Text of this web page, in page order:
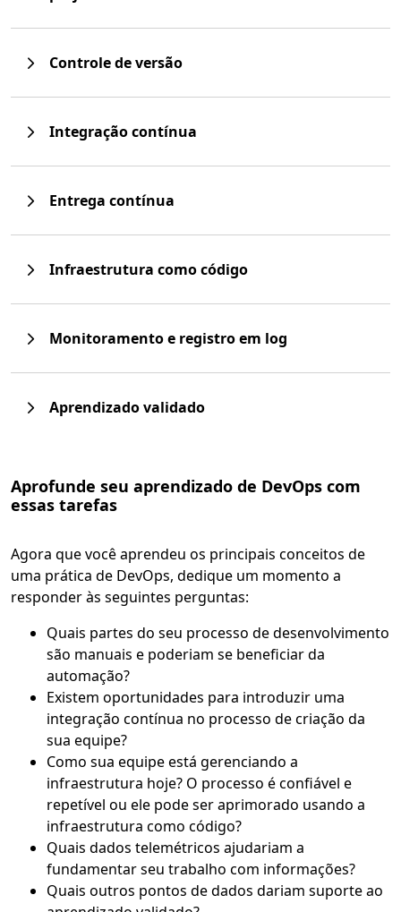
Controle de versão
Integração contínua
Entrega contínua
Infraestrutura como código
Monitoramento e registro em log
Aprendizado validado
Aprofunde seu aprendizado de DevOps com
essas tarefas
Agora que você aprendeu os principais conceitos de
uma prática de DevOps, dedique um momento a
responder às seguintes perguntas:
Quais partes do seu processo de desenvolvimento
são manuais e poderiam se beneficiar da
automação?
Existem oportunidades para introduzir uma
integração contínua no processo de criação da
sua equipe?
Como sua equipe está gerenciando a
infraestrutura hoje? O processo é confiável e
repetível ou ele pode ser aprimorado usando a
infraestrutura como código?
Quais dados telemétricos ajudariam a
fundamentar seu trabalho com informações?
Quais outros pontos de dados dariam suporte ao